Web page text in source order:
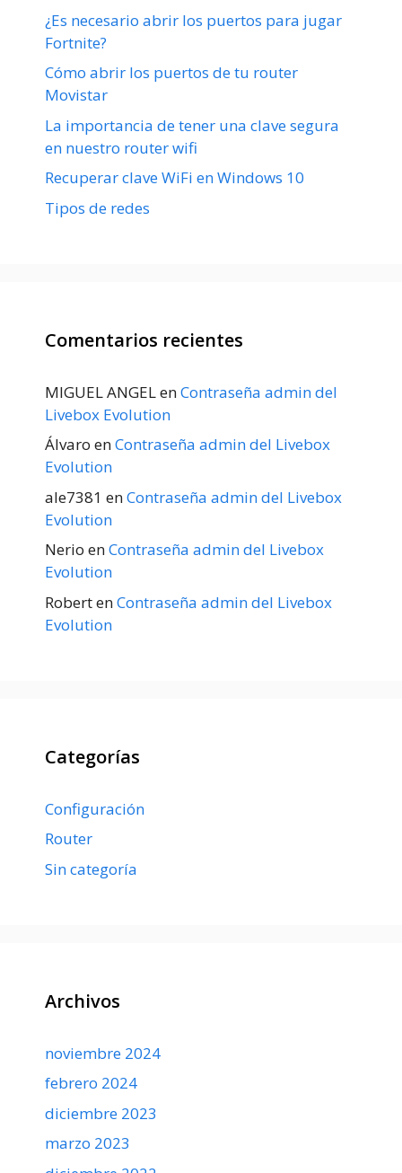
¿Es necesario abrir los puertos para jugar
Fortnite?
Cómo abrir los puertos de tu router
Movistar
La importancia de tener una clave segura
en nuestro router wifi
Recuperar clave WiFi en Windows 10
Tipos de redes
Comentarios recientes
MIGUEL ANGELenContraseña admin del
Livebox Evolution
Álvaro enContraseña admin del Livebox
Evolution
ale7381 enContraseña admin del Livebox
Evolution
Nerio enContraseña admin del Livebox
Evolution
RobertenContraseña admin del Livebox
Evolution
Categorías
Configuración
Router
Sin categoría
Archivos
noviembre 2024
febrero 2024
diciembre 2023
marzo 2023